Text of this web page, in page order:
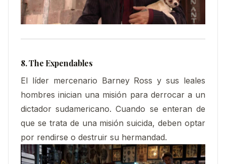
8. The Expendables
El líder mercenario Barney Ross y sus leales
hombres inician una misión para derrocar a un
dictador sudamericano. Cuando se enteran de
que se trata de una misión suicida, deben optar
por rendirse o destruir su hermandad.